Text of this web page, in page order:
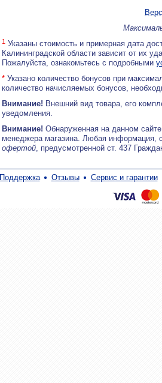
1 Указаны стоимость и примерная дата
Калининградской области зависит от их
Пожалуйста, ознакомьтесь с подробными
* Указано количество бонусов при
количество начисляемых бонусов,
Внимание! Внешний вид товара, его
уведомления.
Внимание! Обнаруженная на данном
менеджера магазина. Любая информация,
офертой, предусмотренной ст. 437
Поддержка Отзывы Сервис и гарантии